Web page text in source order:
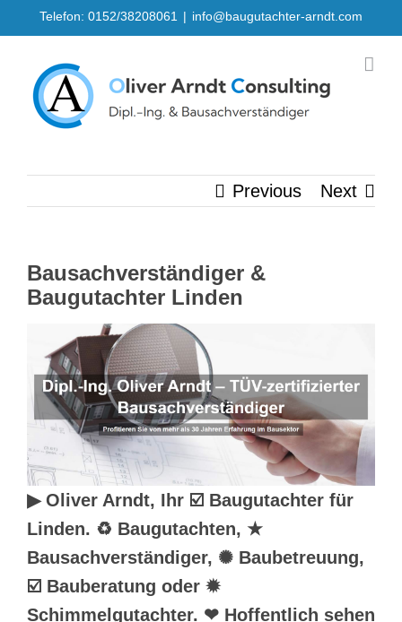
to
content
Telefon: 0152/38208061 | info@baugutachter-arndt.com
Previous Next
Bausachverständiger &
Baugutachter Linden
▶︎ Oliver Arndt, Ihr ☑️ Baugutachter für
Linden. ♻ Baugutachten, ★
Bausachverständiger, ✺ Baubetreuung,
☑️ Bauberatung oder ✹
Schimmelgutachter. ❤ Hoffentlich sehen